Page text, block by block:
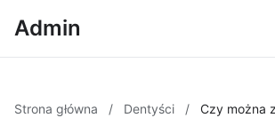
Admin
Strona główna / Dentyści /
Czy można